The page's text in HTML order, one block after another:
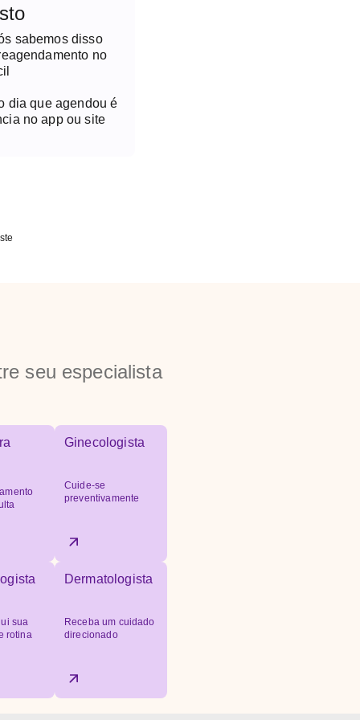
sabemos disso
no
dia que agendou é
no app ou site
seu especialista
Ginecologista
Cuide-se
preventivamente
sua
rotina
Dermatologista
Receba um cuidado
direcionado